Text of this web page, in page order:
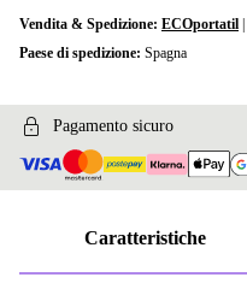
Vendita & Spedizione: ECOportatil
Paese di spedizione: Spagna
Pagamento sicuro
Caratteristiche